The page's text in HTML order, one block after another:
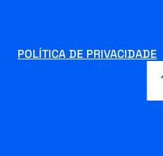
POLÍTICA DE PRIVACIDADE